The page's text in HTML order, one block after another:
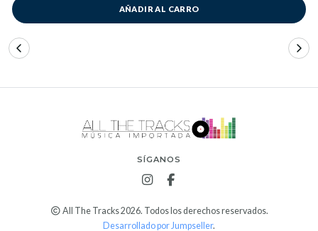
AÑADIR AL CARRO
SÍGANOS
All The Tracks 2026. Todos los derechos reservados.
Desarrollado por Jumpseller.